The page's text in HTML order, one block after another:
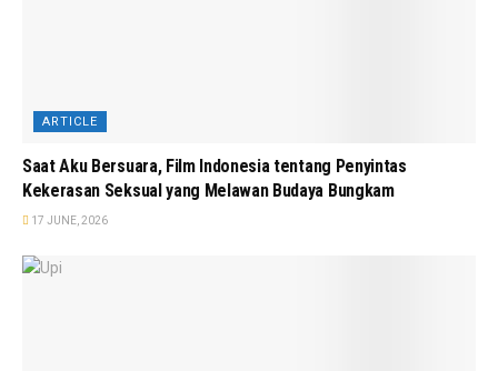
ARTICLE
Saat Aku Bersuara, Film Indonesia tentang Penyintas
Kekerasan Seksual yang Melawan Budaya Bungkam
17 JUNE, 2026